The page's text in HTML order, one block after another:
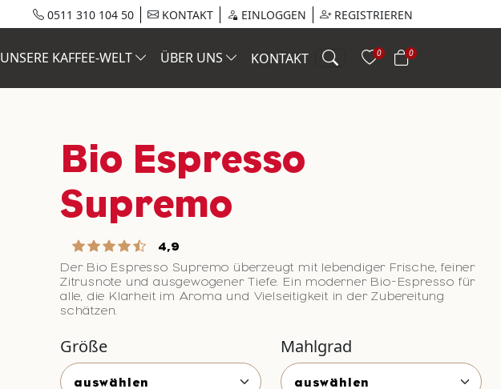
0511 310 104 50 KONTAKT EINLOGGEN REGISTRIEREN
UNSERE KAFFEE-WELT ÜBER UNS KONTAKT 0 0
Bio Espresso
Supremo
4,9
Der Bio Espresso Supremo überzeugt mit lebendiger Frische, feiner
Zitrusnote und ausgewogener Tiefe. Ein moderner Bio-Espresso für
alle, die Klarheit im Aroma und Vielseitigkeit in der Zubereitung
schätzen.
Größe Mahlgrad